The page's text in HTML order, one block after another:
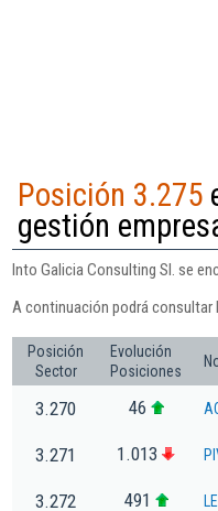
Posición 3.275
gestión
Into Galicia Consulting Sl. se
A continuación podrá consultar
Posición
Sector
Evolución
Posiciones
3.270 46
3.271 1.013
3.272 491